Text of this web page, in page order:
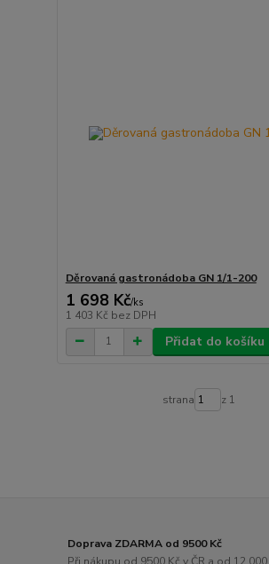
Děrovaná gastronádoba GN 1/1-200
1 698 Kč/ks
1 403 Kč bez DPH
Přidat do košíku
strana z 1
Doprava ZDARMA od 9500 Kč